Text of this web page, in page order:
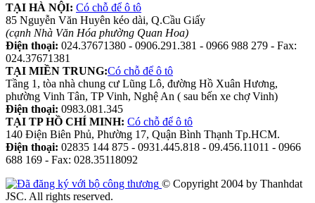
TẠI HÀ NỘI: Có chỗ để ô tô
85 Nguyễn Văn Huyên kéo dài, Q.Cầu Giấy
(cạnh Nhà Văn Hóa phường Quan Hoa)
Điện thoại: 024.37671380 - 0906.291.381 - 0966 988 279 - Fax:
024.37671381
TẠI MIỀN TRUNG:Có chỗ để ô tô
Tầng 1, tòa nhà chung cư Lũng Lô, đường Hồ Xuân Hương,
phường Vinh Tân, TP Vinh, Nghệ An ( sau bến xe chợ Vinh)
Điện thoại: 0983.081.345
TẠI TP HỒ CHÍ MINH: Có chỗ để ô tô
140 Điện Biên Phủ, Phường 17, Quận Bình Thạnh Tp.HCM.
Điện thoại: 02835 144 875 - 0931.445.818 - 09.456.11011 - 0966
688 169 - Fax: 028.35118092
© Copyright 2004 by Thanhdat
JSC. All rights reserved.